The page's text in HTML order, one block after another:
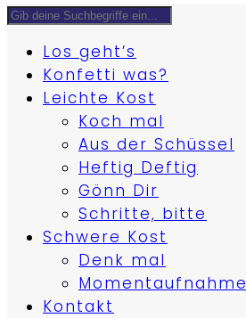
Los geht’s
Konfetti was?
Leichte Kost
Koch mal
Aus der Schüssel
Heftig Deftig
Gönn Dir
Schritte, bitte
Schwere Kost
Denk mal
Momentaufnahme
Kontakt